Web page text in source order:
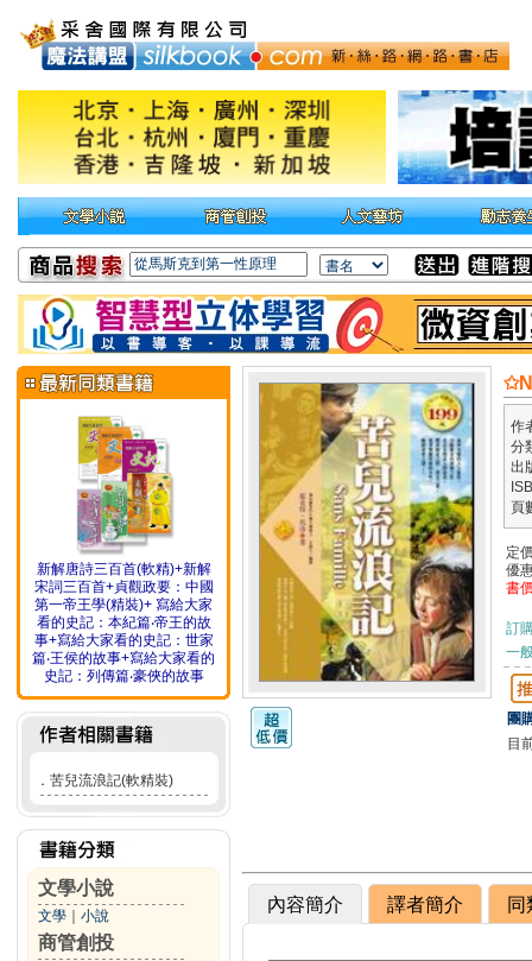
新解唐詩三百首(軟精)+新解
宋詞三百首+貞觀政要：中國
第一帝王學(精裝)+ 寫給大家
看的史記：本紀篇‧帝王的故
事+寫給大家看的史記：世家
篇‧王侯的故事+寫給大家看的
史記：列傳篇‧豪俠的故事
． 苦兒流浪記(軟精裝)
文學小說
文學 小說
商管創投
作
分
出
頁
定
優
書
訂
一
團
目
內容簡介 譯者簡介 同